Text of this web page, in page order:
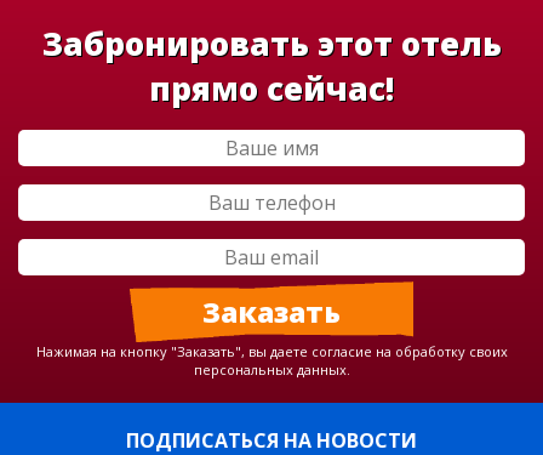
Забронировать этот отель
прямо сейчас!
Нажимая на кнопку "Заказать", вы даете согласие на обработку своих
персональных данных.
ПОДПИСАТЬСЯ НА НОВОСТИ